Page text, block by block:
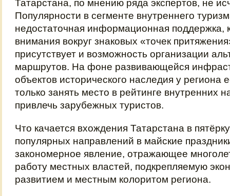
Татарстана, по мнению ряда экспертов, не
Популярности в сегменте внутреннего
недостаточная информационная поддержка,
внимания вокруг знаковых «точек
присутствует и возможность организации
маршрутов. На фоне развивающейся
объектов исторического наследия у региона
только занять место в рейтинге внутренних
привлечь зарубежных туристов.
Что качается вхождения Татарстана в
популярных направлений в майские
закономерное явление, отражающее
работу местных властей, подкрепляемую
развитием и местным колоритом региона.